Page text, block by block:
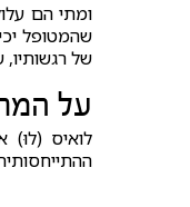
ומתי הם
שהמטופל
של
על